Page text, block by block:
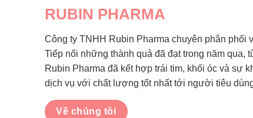
RUBIN PHARMA
Công ty TNHH Rubin Pharma chuyên phân phối
Tiếp nối những thành quả đã đạt trong năm qua,
Rubin Pharma đã kết hợp trái tim, khối óc và sự
dịch vụ với chất lượng tốt nhất tới người tiêu
Về chúng tôi